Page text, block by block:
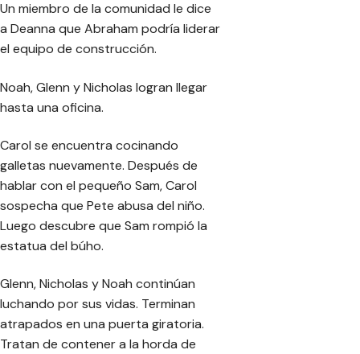
Un miembro de la comunidad le dice
a Deanna que Abraham podría liderar
el equipo de construcción.
Noah, Glenn y Nicholas logran llegar
hasta una oficina.
Carol se encuentra cocinando
galletas nuevamente. Después de
hablar con el pequeño Sam, Carol
sospecha que Pete abusa del niño.
Luego descubre que Sam rompió la
estatua del búho.
Glenn, Nicholas y Noah continúan
luchando por sus vidas. Terminan
atrapados en una puerta giratoria.
Tratan de contener a la horda de